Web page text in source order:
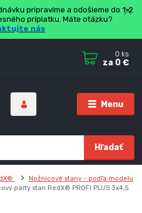
pripravíme a odošleme do 1-2
príplatku. Máte otázku?
nás
Menu
Hľadať
0 ks
za 0 €
Nožnicové stany - podľa modelu
párty stan RedX® PROFI PLUS 3x4,5